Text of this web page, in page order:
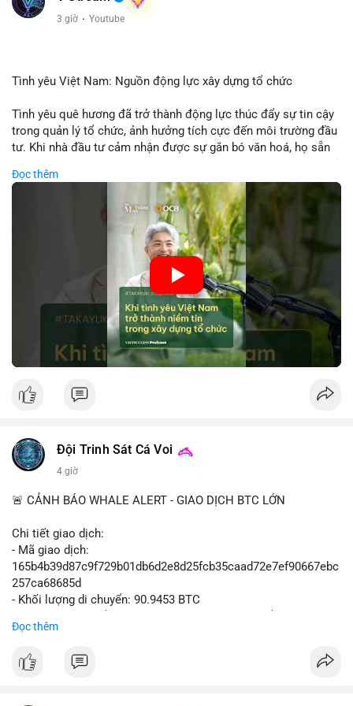
3 giờ · Youtube
Tình yêu Việt Nam: Nguồn động lực xây dựng tổ chức
Tình yêu quê hương đã trở thành động lực thúc đẩy sự tin cậy
trong quản lý tổ chức, ảnh hưởng tích cực đến môi trường đầu
tư. Khi nhà đầu tư cảm nhận được sự gắn bó văn hoá, họ sẵn
các công ty blockchain và tiền mã hoá. Sự tăng cường niềm
tin này giúp giảm rủi ro thị trường, cải thiện chi phí vốn và thúc
đẩy sự phát triển bền vững của ngành công nghệ tài chính. Các
nhà quản lý cần khai thác tinh thần này để xây dựng chiến lược
phát triển bền vững và thu hút vốn đầu tư.
🎥 Xem video trực tiếp tại:
Nguồn: VIETSUCCESS
Đọc thêm
Đội Trinh Sát Cá Voi
4 giờ
🚨 CẢNH BÁO WHALE ALERT - GIAO DỊCH BTC LỚN
Chi tiết giao dịch:
- Mã giao dịch:
165b4b39d87c9f729b01db6d2e8d25fcb35caad72e7ef90667ebc
257ca68685d
- Khối lượng di chuyển: 90.9453 BTC
USD)
Đọc thêm